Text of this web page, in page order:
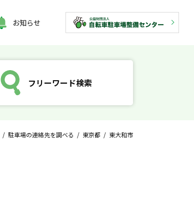
お知らせ
フリーワード検索
/ 駐車場の連絡先を調べる / 東京都 / 東大和市